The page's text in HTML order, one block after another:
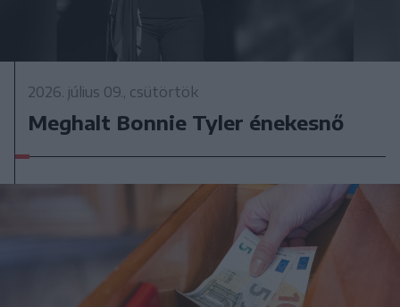
2026. július 09., csütörtök
Meghalt Bonnie Tyler énekesnő